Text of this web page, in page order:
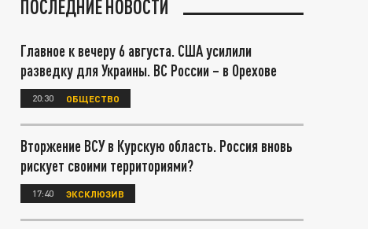
ПОСЛЕДНИЕ НОВОСТИ
Главное к вечеру 6 августа. США усилили
разведку для Украины. ВС России – в Орехове
20:30 ОБЩЕСТВО
Вторжение ВСУ в Курскую область. Россия вновь
рискует своими территориями?
17:40 ЭКСКЛЮЗИВ